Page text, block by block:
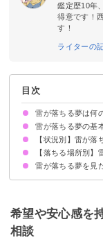
鑑定歴10年
得意です！
す！
ライターの
目次
雷が落ちる夢は何
雷が落ちる夢の基
ストレスや感情
状況によって意
【状況別】雷が落
目の前に雷が落
たくさんの雷が
雷が近くに落ち
雷が自分に落ち
雷が落ちて火事
【落ちる場所別】
雷が木に落ちる
雷が人に落ちる
雷が家に落ちる
雷が山に落ちる
雷が海に落ちる
雷が堤防に落ち
雷が建物に落ち
雷が車に落ちる
雷が避雷針に落
雷が鉄塔に落ち
雷が落ちる夢を見
十分な休息を取
吉夢なら話さず
希望や安心感を
相談